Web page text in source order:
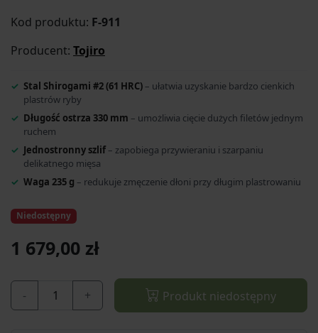
Kod produktu: F-911
Producent: Tojiro
Stal Shirogami #2 (61 HRC) – ułatwia uzyskanie bardzo cienkich
plastrów ryby
Długość ostrza 330 mm – umożliwia cięcie dużych filetów jednym
ruchem
Jednostronny szlif – zapobiega przywieraniu i szarpaniu
delikatnego mięsa
Waga 235 g – redukuje zmęczenie dłoni przy długim plastrowaniu
Niedostępny
1 679,00 zł
- + Produkt niedostępny